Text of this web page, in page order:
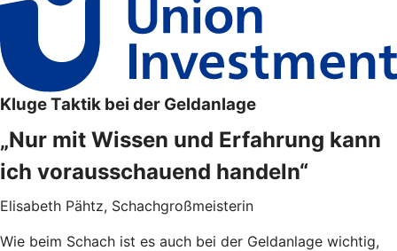
Kluge Taktik bei der Geldanlage
„Nur mit Wissen und Erfahrung kann
ich vorausschauend handeln“
Elisabeth Pähtz, Schachgroßmeisterin
Wie beim Schach ist es auch bei der Geldanlage wichtig,